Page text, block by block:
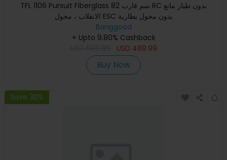
TFL 1106 Pursuit Fiberglass 82 سم قارب RC بدون طيار مانع
الانقلاب ، محول ESC بدون محول بطارية
Banggood
+ Upto 9.80% Cashback
USD 489.99
Buy Now
Save 30%